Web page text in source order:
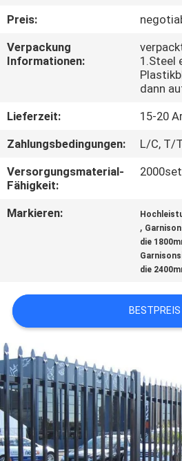
TRETEN
MIT
IN
VERBINDUNG
NACHRICHTEN
SIE
EIN
ZITAT
SITEMAP
PRIVACY
POLICY
Preis:
Verpackung
Informationen:
1.Steel
dann
Lieferzeit:
15-20
Zahlungsbedingungen:
L/C, T/
Versorgungsmaterial-
Fähigkeit:
Markieren:
,
die
die
BESTPREIS